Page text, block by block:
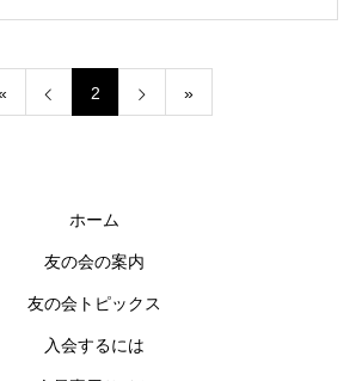
2 »
ホーム
友の会の案内
友の会トピックス
入会するには